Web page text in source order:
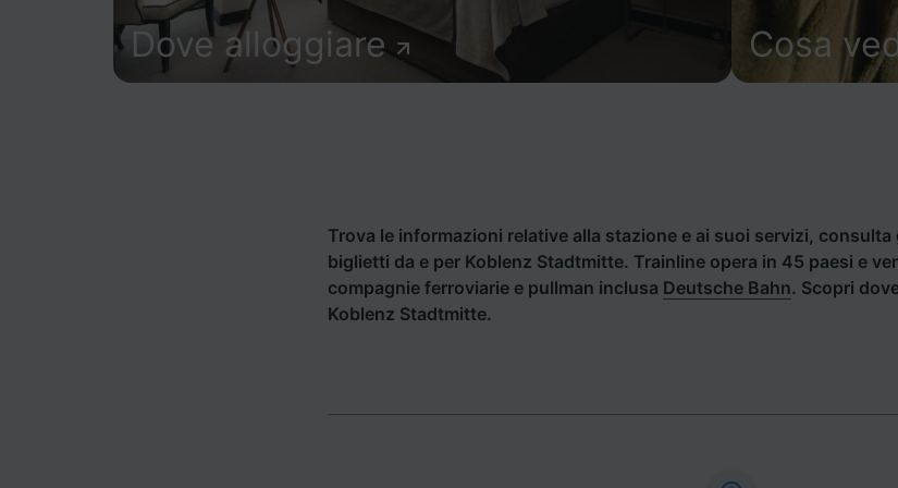
Dove alloggiare Cosa
Trova le informazioni relative alla stazione e ai suoi servizi,
biglietti da e per Koblenz Stadtmitte. Trainline opera in 45 paesi e
compagnie ferroviarie e pullman inclusa Deutsche Bahn. Scopri
Koblenz Stadtmitte.